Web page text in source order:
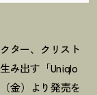
ター、クリスト
み出す「Uniqlo
金）より発売を